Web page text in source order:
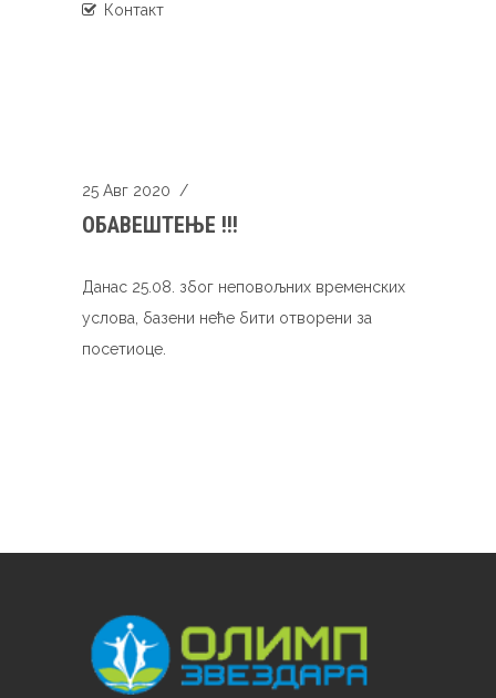
Контакт
25 Авг 2020 /
ОБАВЕШТЕЊЕ !!!
Данас 25.08. због неповољних временских
услова, базени неће бити отворени за
посетиоце.